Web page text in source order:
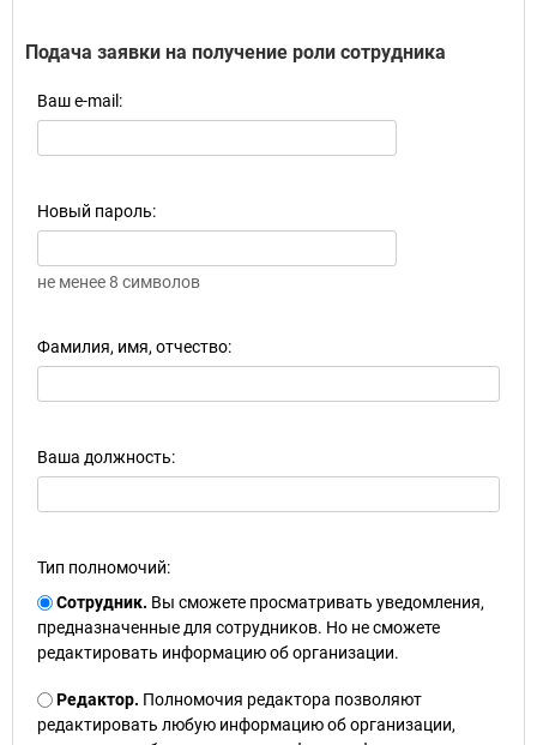
Подача заявки на получение роли сотрудника
Ваш e-mail:
Новый пароль:
не менее 8 символов
Фамилия, имя, отчество:
Ваша должность:
Тип полномочий:
Сотрудник. Вы сможете просматривать уведомления,
предназначенные для сотрудников. Но не сможете
редактировать информацию об организации.
Редактор. Полномочия редактора позволяют
редактировать любую информацию об организации,